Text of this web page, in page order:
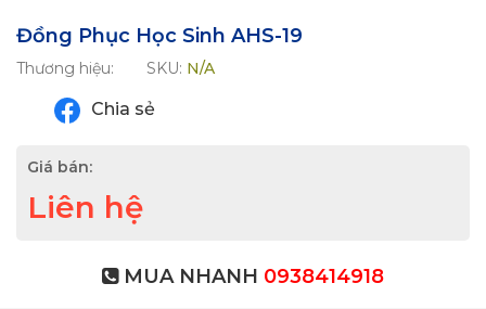
Đồng Phục Học Sinh AHS-19
Thương hiệu: SKU: N/A
Chia sẻ
Giá bán:
Liên hệ
MUA NHANH 0938414918